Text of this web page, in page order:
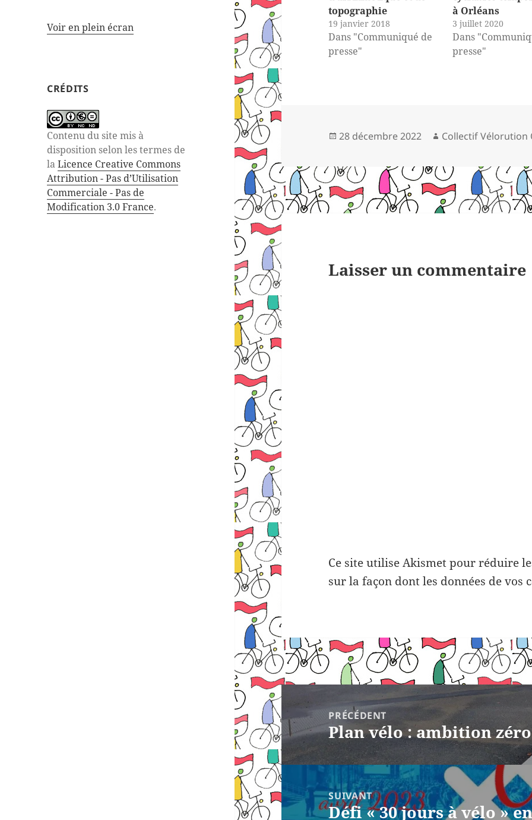
Voir en plein écran
CRÉDITS
Contenu du site mis à
disposition selon les termes de
laLicence Creative Commons
Attribution - Pas d’Utilisation
Commerciale - Pas de
Modification 3.0 France.
topographie
19 janvier 2018
Dans "Communiqué de
presse"
à Orléans
3 juillet 2020
Dans
presse"
Publié
28 décembre 2022 Auteur
Collectif Vélorution
Laisser un commentaire
Ce site utilise Akismet pour réduire
sur la façon dont les données de vos
Navigation
l’article
PRÉCÉDENT
Article
précédent :
Plan vélo : ambition zéro
SUIVANT
Article
Défi « 30 jours à vélo »